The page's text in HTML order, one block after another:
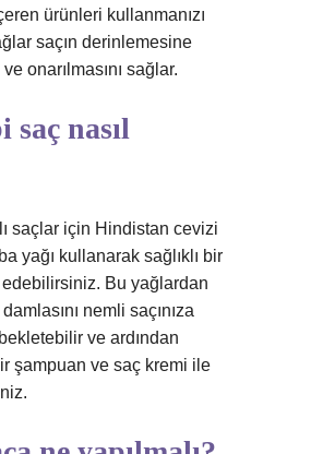
ürünleri kullanmanızı
saçın derinlemesine
onarılmasını sağlar.
saç nasıl
saçlar için Hindistan cevizi
yağı kullanarak sağlıklı bir
Bu yağlardan
nemli saçınıza
ve ardından
şampuan ve saç kremi ile